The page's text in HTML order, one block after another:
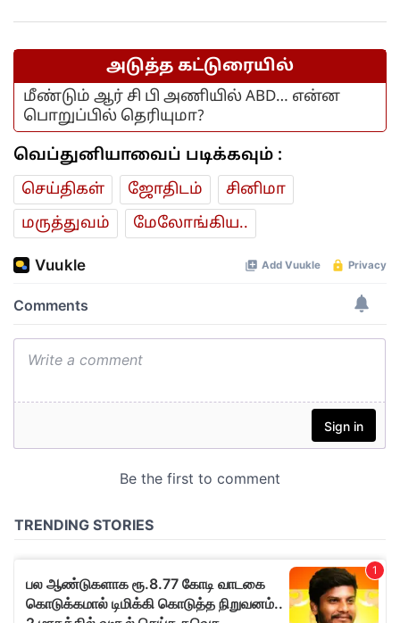
அடுத்த கட்டுரையில்
மீண்டும் ஆர் சி பி அணியில் ABD… என்ன
பொறுப்பில் தெரியுமா?
வெப்துனியாவைப் படிக்கவும் :
செய்திகள் ஜோ‌திட‌ம்
சினிமா
மரு‌த்துவ‌ம்
மேலோங்கிய..